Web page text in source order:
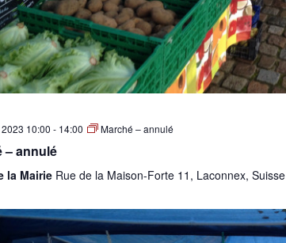
10:00 - 14:00 Marché – annulé
– annulé
la Mairie Rue de la Maison-Forte 11, Laconnex, Suisse